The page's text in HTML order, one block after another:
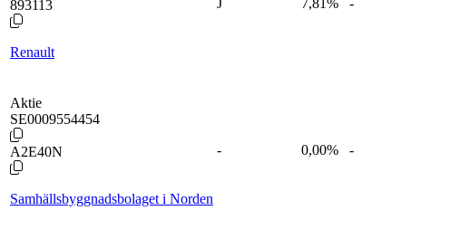
893113
Renault
J 7,81% -
Aktie
SE0009554454
A2E40N
Samhällsbyggnadsbolaget i Norden
- 0,00% -